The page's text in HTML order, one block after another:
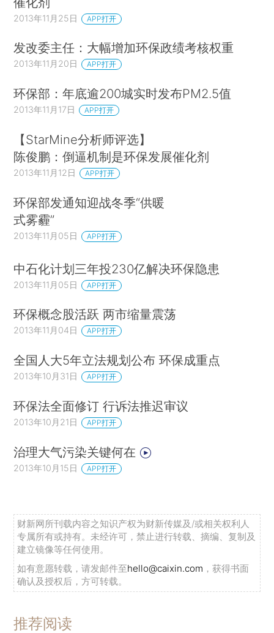
2013年11月25日 APP打开
发改委主任：大幅增加环保政绩考核权重
2013年11月20日 APP打开
环保部：年底逾200城实时发布PM2.5值
2013年11月17日 APP打开
【StarMine分析师评选】
陈俊鹏：倒逼机制是环保发展催化剂
2013年11月12日 APP打开
环保部发通知迎战冬季“供暖
式雾霾”
2013年11月05日 APP打开
中石化计划三年投230亿解决环保隐患
2013年11月05日 APP打开
环保概念股活跃 两市缩量震荡
2013年11月04日 APP打开
全国人大5年立法规划公布 环保成重点
2013年10月31日 APP打开
环保法全面修订 行诉法推迟审议
2013年10月21日 APP打开
治理大气污染关键何在
2013年10月15日 APP打开
财新网所刊载内容之知识产权为财新传媒及/或相关权利人
专属所有或持有。未经许可，禁止进行转载、摘编、复制及
建立镜像等任何使用。
如有意愿转载，请发邮件至hello@caixin.com ，获得书面
确认及授权后，方可转载。
推荐阅读